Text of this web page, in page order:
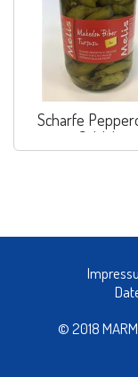
Scharfe
Salzlake
© 2018